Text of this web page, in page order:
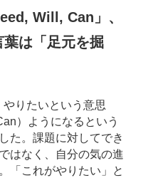
Will, Can」、
葉は「足元を掘
りたいという意思
）ようになるという
た。課題に対してでき
はなく、自分の気の進
「これがやりたい」と